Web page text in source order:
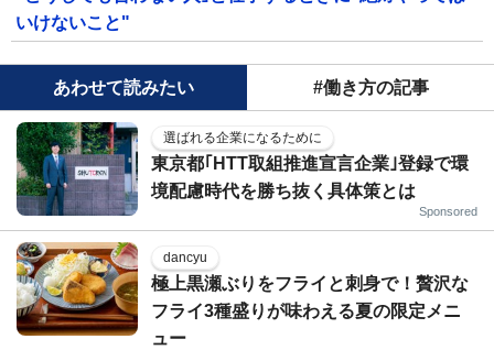
いけないこと"
あわせて読みたい #働き方の記事
選ばれる企業になるために
東京都｢HTT取組推進宣言企業｣登録で環
境配慮時代を勝ち抜く具体策とは
Sponsored
dancyu
極上黒瀬ぶりをフライと刺身で！贅沢な
フライ3種盛りが味わえる夏の限定メニ
ュー